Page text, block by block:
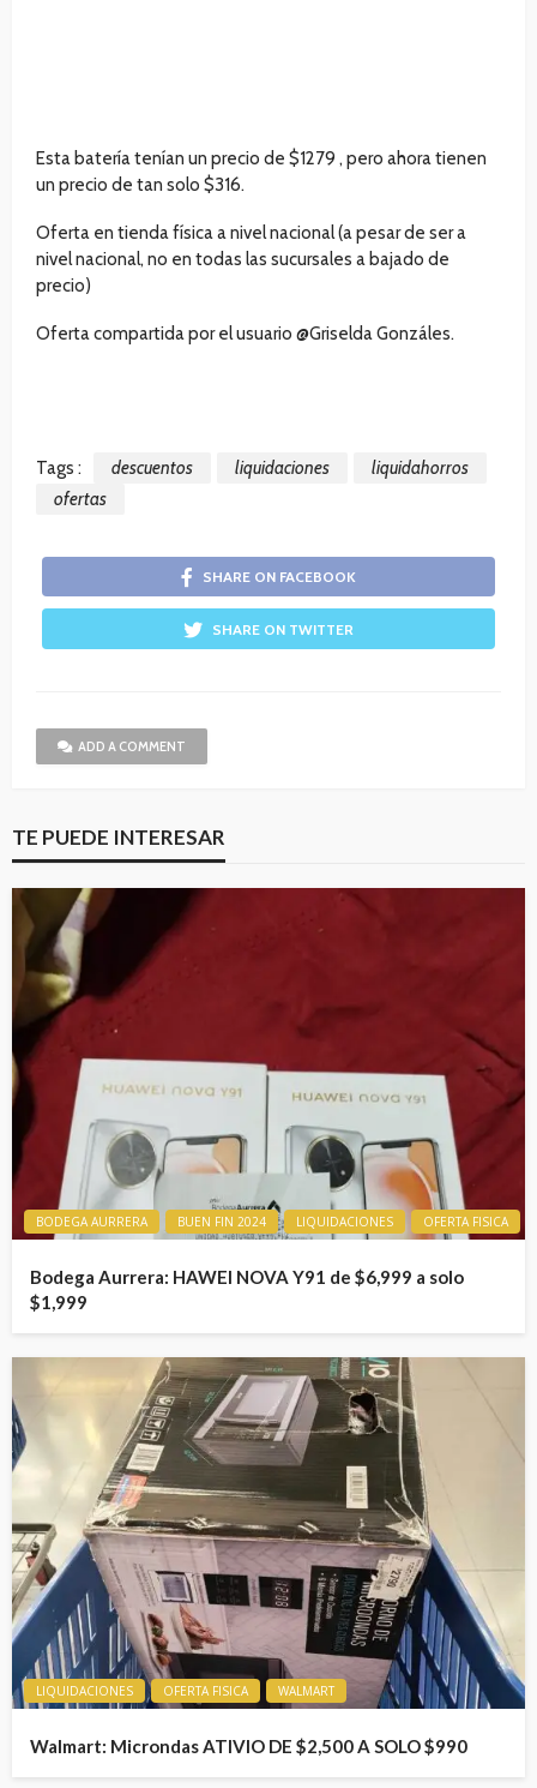
Esta batería tenían un precio de $1279 , pero ahora tienen
un precio de tan solo $316.
Oferta en tienda física a nivel nacional (a pesar de ser a
nivel nacional, no en todas las sucursales a bajado de
precio)
Oferta compartida por el usuario @Griselda Gonzáles.
Tags : descuentos liquidaciones
liquidahorros
ofertas
SHARE ON FACEBOOK
SHARE ON TWITTER
ADD A COMMENT
TE PUEDE INTERESAR
BODEGA AURRERA BUEN FIN 2024 LIQUIDACIONES OFERTA FISICA
Bodega Aurrera: HAWEI NOVA Y91 de $6,999 a solo
$1,999
LIQUIDACIONES OFERTA FISICA WALMART
Walmart: Microndas ATIVIO DE $2,500 A SOLO $990